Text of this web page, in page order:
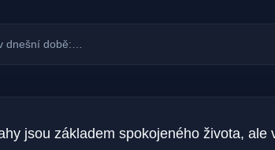
dnešní době:…
jsou základem spokojeného života, ale